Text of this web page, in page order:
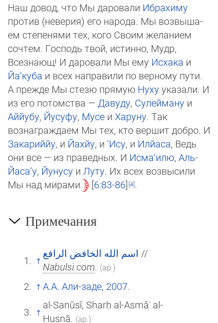
Наш довод, что Мы даровали Ибрахиму
против (неверия) его народа. Мы воз­вы­ша­
ем степенями тех, кого Своим желанием
сочтем. Господь твой, истинно, Мудр,
Всезнающ! И даровали Мы ему Ис­ха­ка и
Йа‘куба и всех направили по верному пути.
А прежде Мы стезю прямую Нуху указали. И
из его потомства — Давуду, Су­лей­ма­ну и
Аййубу, Йусуфу, Мусе и Харуну. Так
вознаграждаем Мы тех, кто вершит добро. И
Закариййу, и Йахйу, и ‘Ису, и Илйаса, Ведь
они все — из праведных. И Исма‘илю, Аль-
Йаса‘у, Йунусу и Луту. Их всех возвысили
Мы над мирами
6:83-86 .
Примечания
اسم الله الخافض الرافع //
Nabulsi.com. (ар.)
А.А. Али-заде, 2007.
al-Sanūsī, Sharḥ al-Asmāʾ al-
Ḥusnā. (ар.)